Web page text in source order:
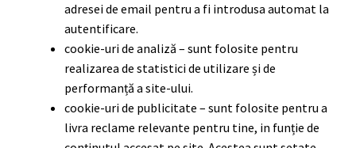
adresei de email pentru a fi introdusa automat la
autentificare.
cookie-uri de analiză – sunt folosite pentru
realizarea de statistici de utilizare și de
performanță a site-ului.
cookie-uri de publicitate – sunt folosite pentru a
livra reclame relevante pentru tine, in funție de